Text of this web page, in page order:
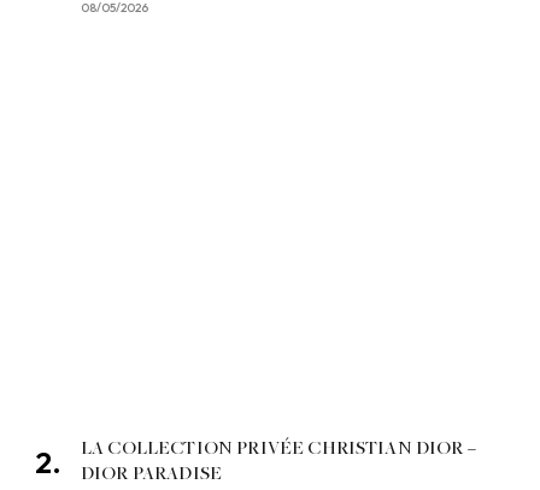
08/05/2026
LA COLLECTION PRIVÉE CHRISTIAN DIOR –
DIOR PARADISE